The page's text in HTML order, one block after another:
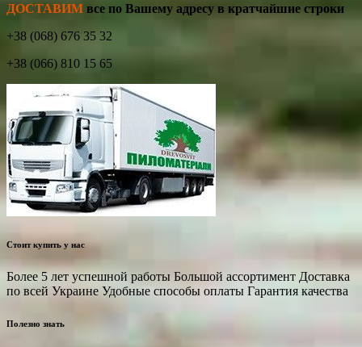
ДОСТАВИМ все по Вашему адресу в кратчайшие строки
+38 (068) 676 35 32
+38 (066) 810 15 65
Стоит купить у нас
Более 5 лет успешной работы Большой ассортимент Доставка
по всей Украине Удобные способы оплаты Гарантия качества
Полезно знать